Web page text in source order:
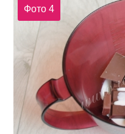
Фото 4